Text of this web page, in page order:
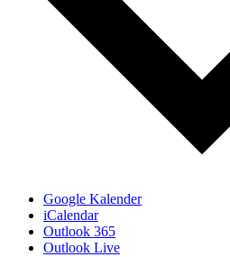
Google Kalender
iCalendar
Outlook 365
Outlook Live